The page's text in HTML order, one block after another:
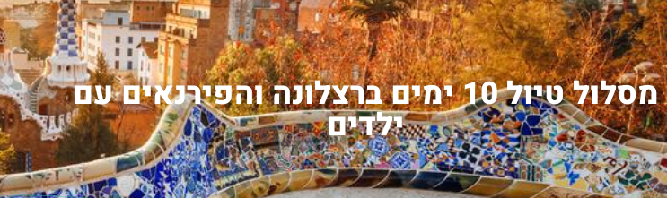
מסלול טיול 10 ימים ברצלונה והפירנאים עם
ילדים